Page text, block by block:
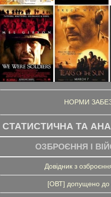
НОРМИ
СТАТИСТИЧНА ТА
ОЗБРОЄННЯ І
Довідник з
[ОВТ] допущено до